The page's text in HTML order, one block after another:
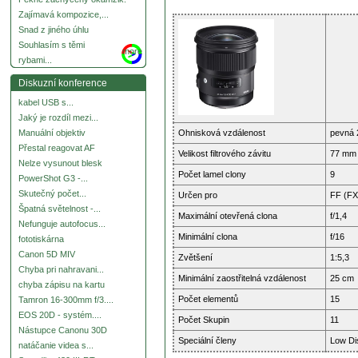
Zajímavá kompozice,...
Snad z jiného úhlu
Souhlasím s těmi
rybami...
more
Diskuzní konference
kabel USB s...
Jaký je rozdíl mezi...
Manuální objektiv
Přestal reagovat AF
Nelze vysunout blesk
PowerShot G3 -...
Skutečný počet...
Špatná světelnost -...
Nefunguje autofocus...
fototiskárna
Canon 5D MIV
Chyba pri nahravani...
chyba zápisu na kartu
Tamron 16-300mm f/3....
EOS 20D - systém....
Nástupce Canonu 30D
natáčanie videa s...
Ohnisková vzdálenost pevná
Velikost filtrového závitu 77 mm
Počet lamel clony 9
Určen pro FF
Maximální otevřená clona f/1,4
Minimální clona f/16
Zvětšení 1:5,3
Minimální zaostřitelná vzdálenost 25 cm
Počet elementů 15
Počet Skupin 11
Speciální členy Low